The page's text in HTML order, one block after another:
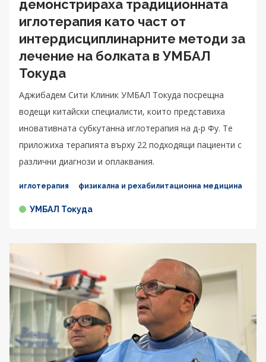
демонстрираха традиционната
иглотерапия като част от
интердисциплинарните методи за
лечение на болката в УМБАЛ
Токуда
Аджибадем Сити Клиник УМБАЛ Токуда посрещна
водещи китайски специалисти, които представиха
иновативната субкутанна иглотерапия на д-р Фу. Те
приложиха терапията върху 22 подходящи пациенти с
различни диагнози и оплаквания.
иглотерапия физикална и рехабилитационна медицина
УМБАЛ Токуда